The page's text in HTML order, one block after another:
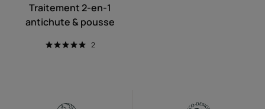
Traitement 2-en-1
antichute & pousse
2